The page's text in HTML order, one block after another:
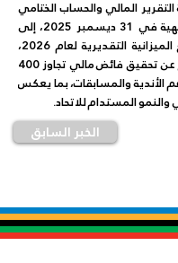
والنمو المستدام للاتحاد.
الخبر السابق